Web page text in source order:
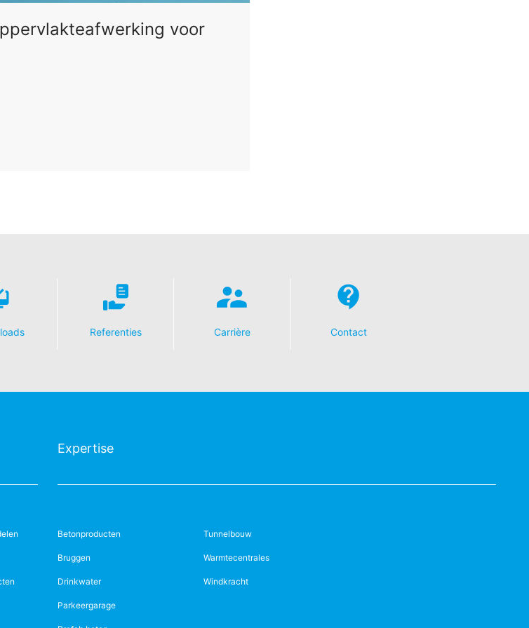
voor
Referenties Carrière Contact
Expertise
Betonproducten
Bruggen
Drinkwater
Parkeergarage
Tunnelbouw
Warmtecentrales
Windkracht